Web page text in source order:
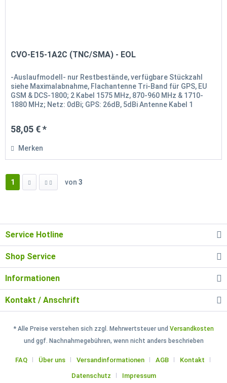
CVO-E15-1A2C (TNC/SMA) - EOL
-Auslaufmodell- nur Restbestände, verfügbare Stückzahl
siehe Maximalabnahme, Flachantenne Tri-Band für GPS, EU
GSM & DCS-1800; 2 Kabel 1575 MHz, 870-960 MHz & 1710-
1880 MHz; Netz: 0dBi; GPS: 26dB, 5dBi Antenne Kabel 1
58,05 € *
Merken
1 von 3
Service Hotline
Shop Service
Informationen
Kontakt / Anschrift
* Alle Preise verstehen sich zzgl. Mehrwertsteuer und Versandkosten
und ggf. Nachnahmegebühren, wenn nicht anders beschrieben
FAQ Über uns Versandinformationen AGB Kontakt
Datenschutz Impressum